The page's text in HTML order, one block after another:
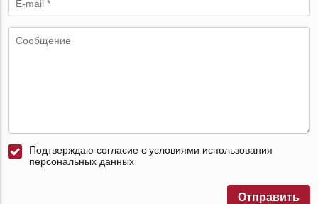
Подтверждаю согласие с условиями использования
персональных данных
Отправить